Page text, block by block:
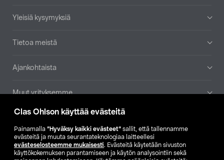
Clas Ohlson käyttää evästeitä
Painamalla ”Hyväksy kaikki evästeet” sallit, että tallennamme
evästeitä ja muuta seurantateknologiaa laitteellesi
evästeselosteemme mukaisesti. Evästeitä käytetään sivuston
käyttökokemuksen parantamiseen ja käytön analysointiin sekä
Yleisiä kysymyksiä
Tietoa meistä
Ajankohtaista
Muut yrityksemme
Etsi myymälä
SE NO FI
FI SV